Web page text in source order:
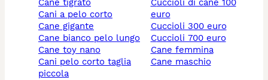
cane tigrato
cani a pelo corto
cane gigante
cane bianco pelo lungo
cane toy nano
cani pelo corto taglia
piccola
cuccioli di cane 100
euro
cuccioli 300 euro
cuccioli 700 euro
cane femmina
cane maschio